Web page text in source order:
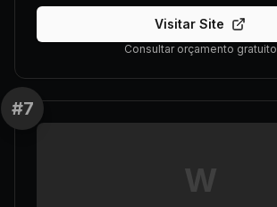
Visitar Site
Consultar orçamento gratuito
#7
W